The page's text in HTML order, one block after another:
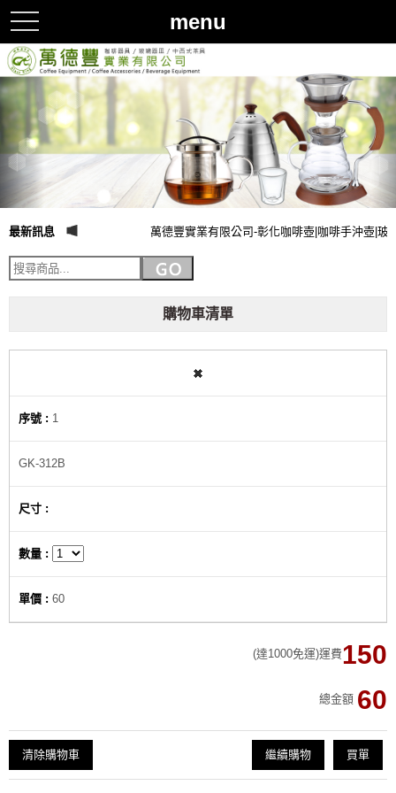
menu
toggle
navigation
最新訊息 萬德豐實業有限公司-彰化咖啡壺|咖啡手沖壺|玻
購物車清單
1
GK-312B
60
(達1000免運)運費150
總金額 60
清除購物車 買單
繼續購物